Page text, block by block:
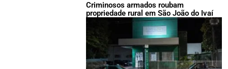
Criminosos armados roubam
propriedade rural em São João do Ivaí